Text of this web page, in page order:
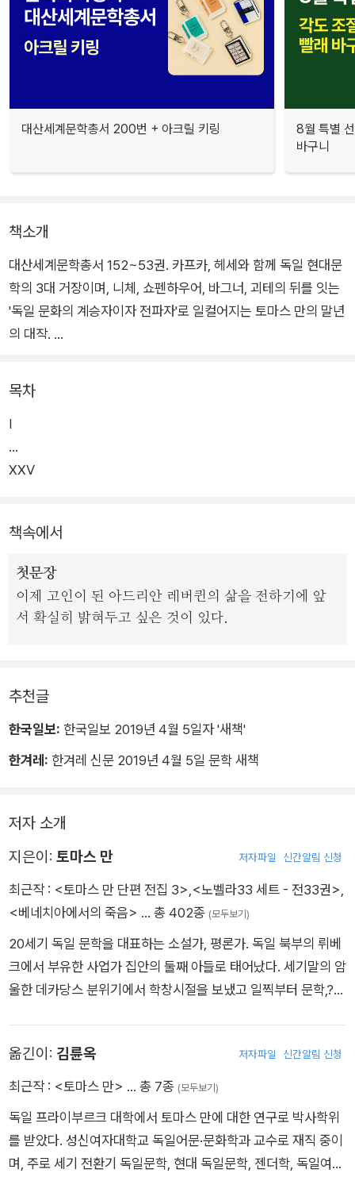
대산세계문학총서 200번 + 아크릴 키링
8월 특별
바구니
책소개
대산세계문학총서 152~53권. 카프카, 헤세와 함께 독일 현대문
학의 3대 거장이며, 니체, 쇼펜하우어, 바그너, 괴테의 뒤를 잇는
'독일 문화의 계승자이자 전파자'로 일컬어지는 토마스 만의 말년
의 대작.
평범한 인문학 교수인 차이트블롬은 오만하고 냉정한 천재 작곡
가 레버퀸의 곁을 평생 동안 무조건적인 애정으로 지켰다. 그러나
이제 차이트블롬은 혼자 남아 음악적으로는 빛났으나 개인으로
서는 비극적이었던 친구의 삶을 회고하며 전기를 남긴다. 어린 시
절부터 음악에 남다른 재능을 보인 레버퀸은 24년간 거의 광적
자리에서 자신의 삶과 예술에 대한 충격적인 비밀을 밝힌다.
제2차 세계대전의 비극이 절정에 달하다가 마침내 종전을 향해
가던 1943년, 독일 현대문학의 거장 토마스 만은 미국 망명지에
동시에 도구적 이성에 갇혀 오직 목표를 향해 광기를 보여준 독일
과 당시 독일 시민 문화의 비극을 통렬하게 그렸다.
목차
Ⅰ
…
ⅩⅩⅤ
책속에서
첫문장
이제 고인이 된 아드리안 레버퀸의 삶을 전하기에 앞
서 확실히 밝혀두고 싶은 것이 있다.
추천글
한국일보: 한국일보 2019년 4월 5일자 '새책'
한겨레: 한겨레 신문 2019년 4월 5일 문학 새책
저자 소개
지은이: 토마스 만 저자파일 신간알림 신청
최근작 : <토마스 만 단편 전집 3>,<노벨라33 세트 - 전33권>,
<베네치아에서의 죽음> … 총 402종 (모두보기)
20세기 독일 문학을 대표하는 소설가, 평론가. 독일 북부의 뤼베
크에서 부유한 사업가 집안의 둘째 아들로 태어났다. 세기말의 암
울한 데카당스 분위기에서 학창시절을 보냈고 일찍부터 문학,?예
3년까지 살았다. 이때부터 집필 활동을 시작했고, 쇼펜하우어, 바
그너, 니체 등에 심취했다. 1898년 단편집 《키 작은 프리데만
자리를 잡는다. 이어 1903년 《토니오 크뢰거》, 《트리스탄》 등을
집필한다. 1905년에 카티아 프링스하임과 결혼하여 그해에 장녀
에리카 만을 얻는다. 1911년에는 휴양지에서 작곡가 구스타프 말
옮긴이: 김륜옥 저자파일 신간알림 신청
최근작 : <토마스 만> … 총 7종 (모두보기)
독일 프라이부르크 대학에서 토마스 만에 대한 연구로 박사학위
를 받았다. 성신여자대학교 독일어문·문화학과 교수로 재직 중이
며, 주로 세기 전환기 독일문학, 현대 독일문학, 젠더학, 독일여성